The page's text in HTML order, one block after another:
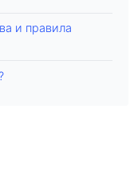
и правила